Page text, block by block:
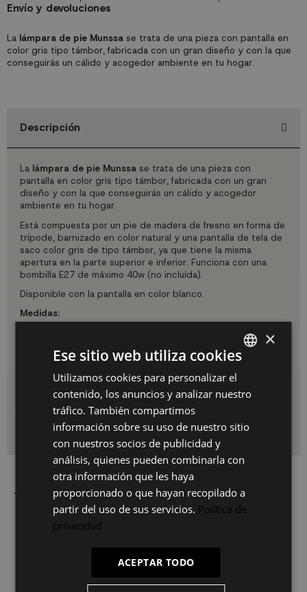
La lámpara de pie Munssase trata de una pieza con pantalla en
color gris tipo támbor, fabricada con un gran diseño y con la que
conseguirás un cálido y acogedor ambiente en tu hogar.
Envío y devoluciones
Descripción
La lámpara de pie Munssa se trata de una pieza con
pantalla en color gris tipo támbor, fabricada con un gran
diseño y con la que conseguirás un cálido y acogedor
ambiente en tu hogar.
Está compuesta por un pie de madera de fresno en forma de
trípode, barnizado en color natural y una pantalla de tela de
saco color gris de tipo támbor, ya que tiene la misma
apertura en la parte superior e inferior. Funciona con una
bombilla E27 de máximo 40w (no incluída).
Disponible con la pantalla en color blanco.
Medidas:
Pantalla: Diámetro: 43 cm | Altura: 32 cm
Detalles del producto
Envío y devoluciones
También le puede interesar
SPANISH
ES
PT
×
Ese sitio web utiliza cookies
Utilizamos cookies para personalizar el
contenido, los anuncios y analizar nuestro
tráfico. También compartimos
información sobre su uso de nuestro sitio
con nuestros socios de publicidad y
análisis, quienes pueden combinarla con
otra información que les haya
proporcionado o que hayan recopilado a
partir del uso de sus servicios. Política de
privacidad
ACEPTAR TODO